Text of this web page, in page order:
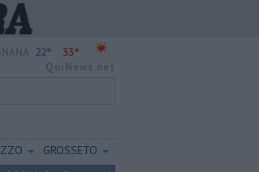
22° 33°
GROSSETO